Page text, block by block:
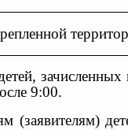
9:00.
(заявителям)